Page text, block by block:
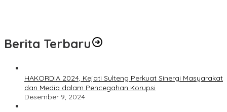
Berita Terbaru
HAKORDIA 2024, Kejati Sulteng Perkuat Sinergi Masyarakat
dan Media dalam Pencegahan Korupsi
Desember 9, 2024